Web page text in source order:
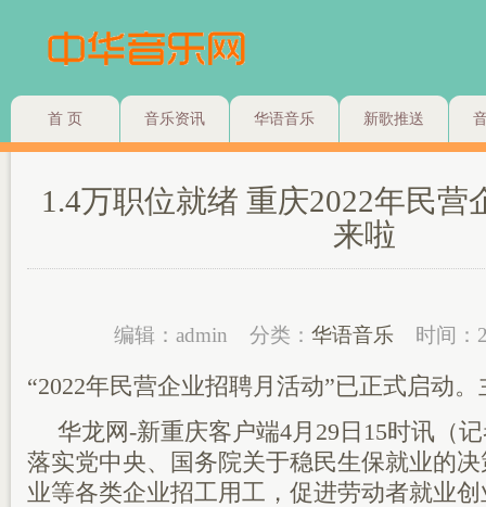
首 页 音乐资讯 华语音乐 新歌推送
1.4万职位就绪 重庆2022年民营
来啦
编辑：admin 分类： 华语音乐 时间：
“2022年民营企业招聘月活动”已正式启动
华龙网-新重庆客户端4月29日15时讯（
落实党中央、国务院关于稳民生保就业的
业等各类企业招工用工，促进劳动者就业创